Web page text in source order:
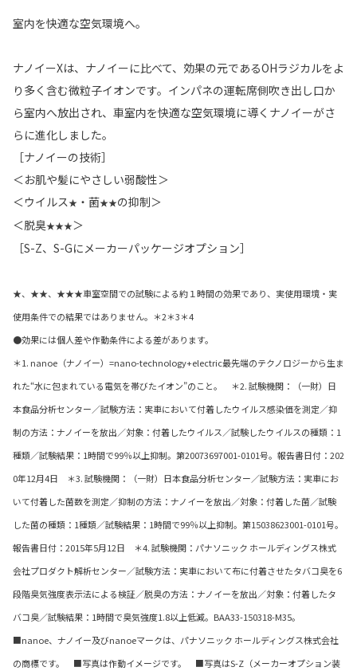
室内を快適な空気環境へ。
ナノイーXは、ナノイーに比べて、効果の元であるOHラジカルをよ
り多く含む微粒子イオンです。インパネの運転席側吹き出し口か
ら室内へ放出され、車室内を快適な空気環境に導くナノイーがさ
らに進化しました。
［ナノイーの技術］
＜お肌や髪にやさしい弱酸性＞
＜ウイルス★ ・菌★★の抑制＞
＜脱臭★★★＞
［S-Z、S-Gにメーカーパッケージオプション］
★、★★、★★★車室空間での試験による約１時間の効果であり、実使用環境・実
使用条件での結果ではありません。＊2＊3＊4
●効果には個人差や作動条件による差があります。
＊1. nanoe（ナノイー）=nano-technology+electric最先端のテクノロジーから生ま
れた“水に包まれている電気を帯びたイオン”のこと。 ＊2. 試験機関：（一財）日
本食品分析センター／試験方法：実車において付着したウイルス感染価を測定／抑
制の方法：ナノイーを放出／対象：付着したウイルス／試験したウイルスの種類：1
種類／試験結果：1時間で99％以上抑制。第20073697001-0101号。報告書日付：202
0年12月4日 ＊3. 試験機関：（一財）日本食品分析センター／試験方法：実車にお
いて付着した菌数を測定／抑制の方法：ナノイーを放出／対象：付着した菌／試験
した菌の種類：1種類／試験結果：1時間で99％以上抑制。第15038623001-0101号。
報告書日付：2015年5月12日 ＊4. 試験機関：パナソニック ホールディングス株式
会社プロダクト解析センター／試験方法：実車において布に付着させたタバコ臭を6
段階臭気強度表示法による検証／脱臭の方法：ナノイーを放出／対象：付着したタ
バコ臭／試験結果：1時間で臭気強度1.8以上低減。BAA33-150318-M35。
■nanoe、ナノイー及びnanoeマークは、パナソニック ホールディングス株式会社
の商標です。 ■写真は作動イメージです。 ■写真はS-Z（メーカーオプション装